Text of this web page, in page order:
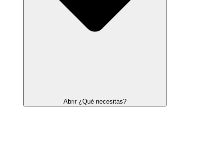
Abrir ¿Qué necesitas?